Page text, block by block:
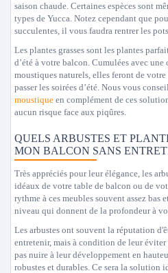
saison chaude. Certaines espèces sont
types de Yucca. Notez cependant que
succulentes, il vous faudra rentrer les
Les plantes grasses sont les plantes
d’été à votre balcon. Cumulées avec
moustiques naturels, elles feront de
passer les soirées d’été. Nous vous
moustique en complément de ces
aucun risque face aux piqûres.
QUELS ARBUSTES ET
MON BALCON SANS
Très appréciés pour leur élégance, les
idéaux de votre table de balcon ou de
rythme à ces meubles souvent assez bas
niveau qui donnent de la profondeur à
Les arbustes ont souvent la réputation
entretenir, mais à condition de leur
pas nuire à leur développement en
robustes et durables. Ce sera la